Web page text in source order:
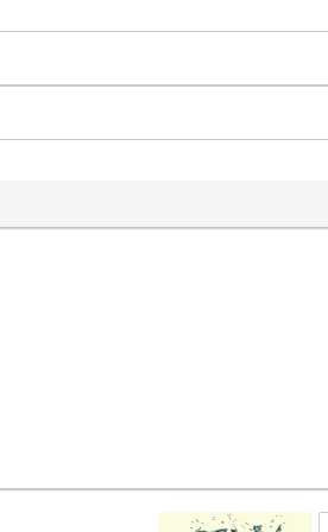
текста
цитатыспойлера